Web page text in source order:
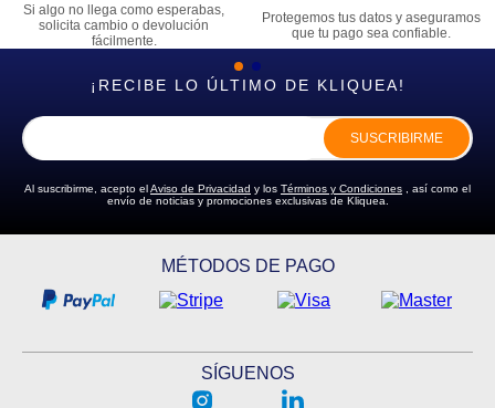
Si algo no llega como esperabas,
solicita cambio o devolución
fácilmente.
Protegemos tus datos y aseguramos
que tu pago sea confiable.
¡RECIBE LO ÚLTIMO DE KLIQUEA!
SUSCRIBIRME
Al suscribirme, acepto elAviso de Privacidad y los Términos y Condiciones , así como el
envío de noticias y promociones exclusivas de Kliquea.
MÉTODOS DE PAGO
SÍGUENOS